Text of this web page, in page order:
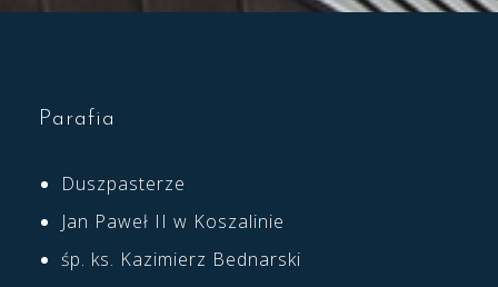
Parafia
Duszpasterze
Jan Paweł II w Koszalinie
śp. ks. Kazimierz Bednarski